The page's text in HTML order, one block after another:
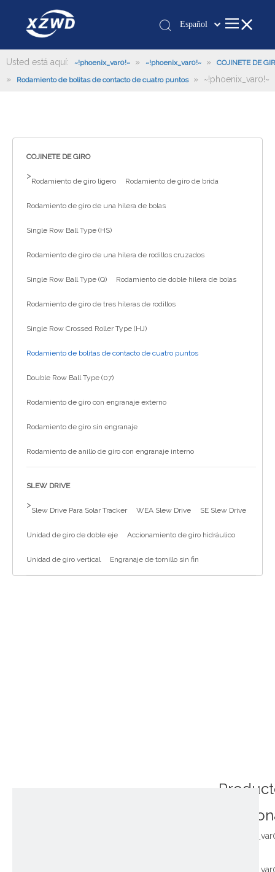
Español
românesc
Türk dili
Português
English
Español
Usted está aquí: ~!phoenix_var0!~ » ~!phoenix_var0!~ » COJINETE DE
» Rodamiento de bolitas de contacto de cuatro puntos » ~!phoenix_var0!~
COJINETE DE GIRO
>
Rodamiento de giro ligero Rodamiento de giro de brida
Rodamiento de giro de una hilera de bolas
Single Row Ball Type (HS)
Rodamiento de giro de una hilera de rodillos cruzados
Single Row Ball Type (Q) Rodamiento de doble hilera de bolas
Rodamiento de giro de tres hileras de rodillos
Single Row Crossed Roller Type (HJ)
Rodamiento de bolitas de contacto de cuatro puntos
Double Row Ball Type (07)
Rodamiento de giro con engranaje externo
Rodamiento de giro sin engranaje
Rodamiento de anillo de giro con engranaje interno
SLEW DRIVE
>
Slew Drive Para Solar Tracker WEA Slew Drive SE Slew Drive
Unidad de giro de doble eje Accionamiento de giro hidráulico
Unidad de giro vertical Engranaje de tornillo sin fin